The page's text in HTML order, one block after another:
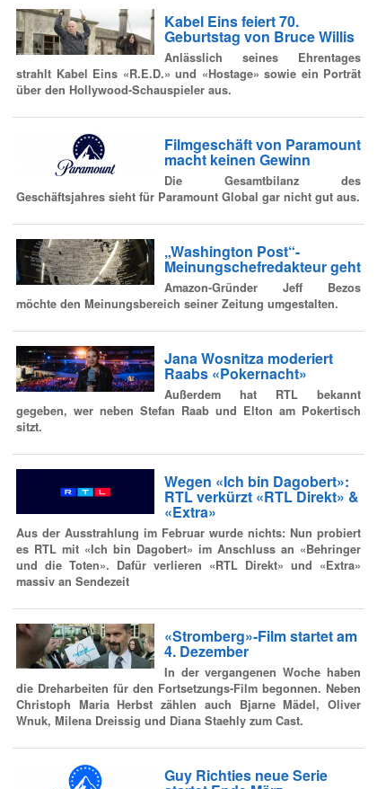
Kabel Eins feiert 70.
Geburtstag von Bruce Willis
Anlässlich seines Ehrentages
strahlt Kabel Eins «R.E.D.» und «Hostage» sowie ein Porträt
über den Hollywood-Schauspieler aus.
Filmgeschäft von Paramount
macht keinen Gewinn
Die Gesamtbilanz des
Geschäftsjahres sieht für Paramount Global gar nicht gut aus.
„Washington Post“-
Meinungschefredakteur geht
Amazon-Gründer Jeff Bezos
möchte den Meinungsbereich seiner Zeitung umgestalten.
Jana Wosnitza moderiert
Raabs «Pokernacht»
Außerdem hat RTL bekannt
gegeben, wer neben Stefan Raab und Elton am Pokertisch
sitzt.
Wegen «Ich bin Dagobert»:
RTL verkürzt «RTL Direkt» &
«Extra»
Aus der Ausstrahlung im Februar wurde nichts: Nun probiert
es RTL mit «Ich bin Dagobert» im Anschluss an «Behringer
und die Toten». Dafür verlieren «RTL Direkt» und «Extra»
massiv an Sendezeit
«Stromberg»-Film startet am
4. Dezember
In der vergangenen Woche haben
die Dreharbeiten für den Fortsetzungs-Film begonnen. Neben
Christoph Maria Herbst zählen auch Bjarne Mädel, Oliver
Wnuk, Milena Dreissig und Diana Staehly zum Cast.
Guy Richties neue Serie